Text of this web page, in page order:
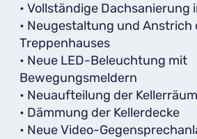
• Vollständige Dachsanierung
• Neugestaltung und Anstrich
Treppenhauses
• Neue LED-Beleuchtung mit
Bewegungsmeldern
• Neuaufteilung der
• Dämmung der Kellerdecke
• Neue Video-